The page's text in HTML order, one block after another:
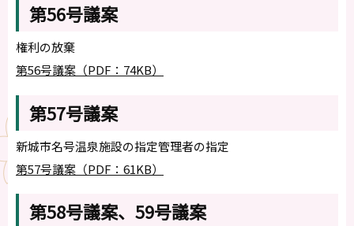
第56号議案
権利の放棄
第56号議案（PDF：74KB）
第57号議案
新城市名号温泉施設の指定管理者の指定
第57号議案（PDF：61KB）
第58号議案、59号議案